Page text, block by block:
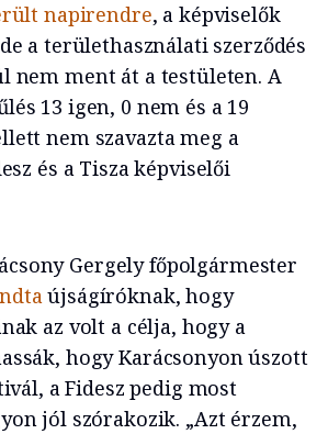
napirendre, a képviselők
a területhasználati szerződés
nem ment át a testületen. A
13 igen, 0 nem és a 19
nem szavazta meg a
és a Tisza képviselői
Gergely főpolgármester
újságíróknak, hogy
az volt a célja, hogy a
hogy Karácsonyon úszott
a Fidesz pedig most
jól szórakozik. „Azt érzem,